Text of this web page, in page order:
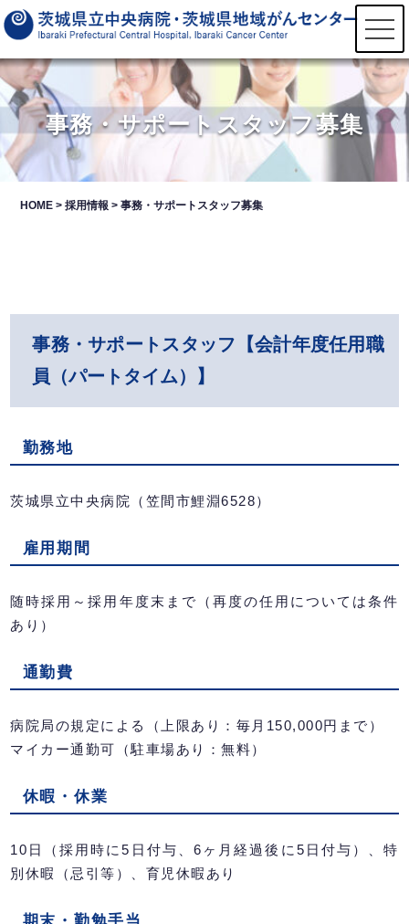
t
o
g
g
e
n
a
a
事務・サポートスタッフ募集
HOME >採用情報 >事務・サポートスタッフ募集
事務・サポートスタッフ【会計年度任用職
員（パートタイム）】
勤務地
茨城県立中央病院（笠間市鯉淵6528）
雇用期間
随時採用～採用年度末まで（再度の任用については条件
あり）
通勤費
病院局の規定による（上限あり：毎月150,000円まで）
マイカー通勤可（駐車場あり：無料）
休暇・休業
10日（採用時に5日付与、6ヶ月経過後に5日付与）、特
別休暇（忌引等）、育児休暇あり
期末・勤勉手当